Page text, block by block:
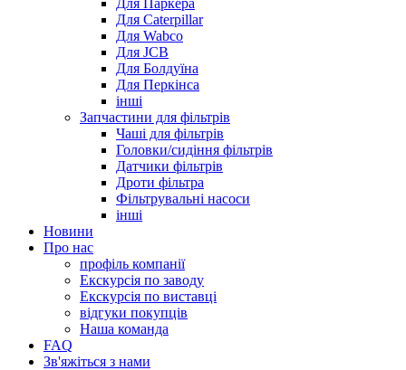
Для Паркера
Для Caterpillar
Для Wabco
Для JCB
Для Болдуїна
Для Перкінса
інші
Запчастини для фільтрів
Чаші для фільтрів
Головки/сидіння фільтрів
Датчики фільтрів
Дроти фільтра
Фільтрувальні насоси
інші
Новини
Про нас
профіль компанії
Екскурсія по заводу
Екскурсія по виставці
відгуки покупців
Наша команда
FAQ
Зв'яжіться з нами